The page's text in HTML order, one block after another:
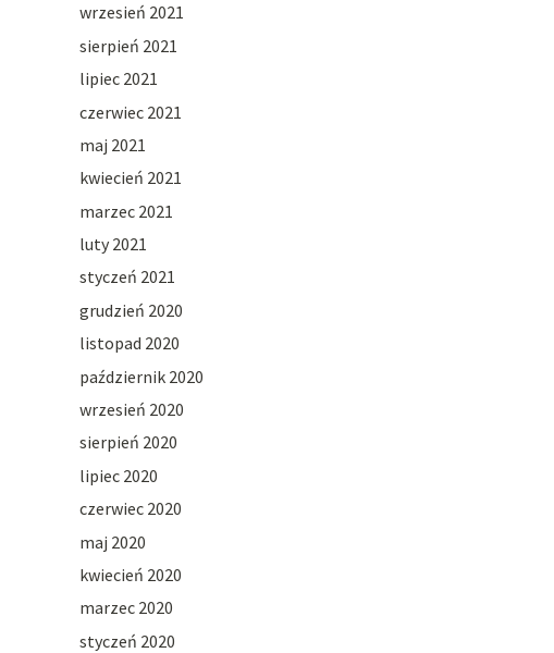
wrzesień 2021
sierpień 2021
lipiec 2021
czerwiec 2021
maj 2021
kwiecień 2021
marzec 2021
luty 2021
styczeń 2021
grudzień 2020
listopad 2020
październik 2020
wrzesień 2020
sierpień 2020
lipiec 2020
czerwiec 2020
maj 2020
kwiecień 2020
marzec 2020
styczeń 2020